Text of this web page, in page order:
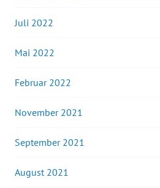
Juli 2022
Mai 2022
Februar 2022
November 2021
September 2021
August 2021